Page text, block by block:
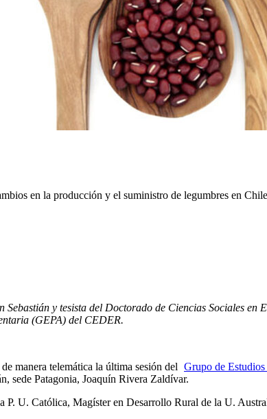
en la producción y el suministro de legumbres en Chile
Sebastián y tesista del Doctorado de Ciencias Sociales
(GEPA) del CEDER.
manera telemática la última sesión del Grupo de
sede Patagonia, Joaquín Rivera Zaldívar.
P. U. Católica, Magíster en Desarrollo Rural de la U.